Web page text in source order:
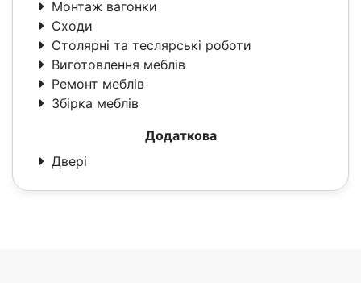
Монтаж вагонки
Сходи
Столярні та теслярські роботи
Виготовлення меблів
Ремонт меблів
Збірка меблів
Додаткова
Двері